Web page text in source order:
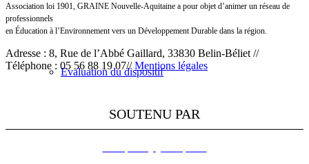
Evaluation du dispositif
Association loi 1901, GRAINE Nouvelle-Aquitaine a pour objet d’animer un réseau de
professionnels
en Éducation à l’Environnement vers un Développement Durable dans la région.
Adresse : 8, Rue de l’Abbé Gaillard, 33830 Belin-Béliet //
Téléphone : 05 56 88 19 07//Mentions légales
SOUTENU PAR